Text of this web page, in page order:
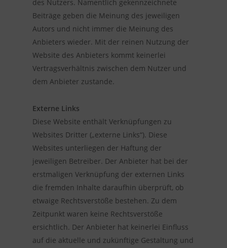
des Nutzers. Namentlich gekennzeichnete
Beiträge geben die Meinung des jeweiligen
Autors und nicht immer die Meinung des
Anbieters wieder. Mit der reinen Nutzung der
Website des Anbieters kommt keinerlei
Vertragsverhältnis zwischen dem Nutzer und
dem Anbieter zustande.
Externe Links
Diese Website enthält Verknüpfungen zu
Websites Dritter („externe Links“). Diese
Websites unterliegen der Haftung der
jeweiligen Betreiber. Der Anbieter hat bei der
erstmaligen Verknüpfung der externen Links
die fremden Inhalte daraufhin überprüft, ob
etwaige Rechtsverstöße bestehen. Zu dem
Zeitpunkt waren keine Rechtsverstöße
ersichtlich. Der Anbieter hat keinerlei Einfluss
auf die aktuelle und zukünftige Gestaltung und